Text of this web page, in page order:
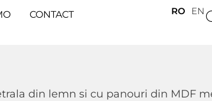
CONTACT RO EN
din lemn si cu panouri din MDF